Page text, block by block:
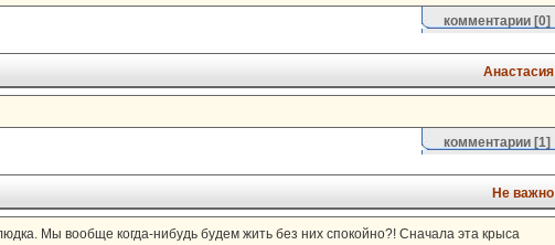
комментарии[0]
Анастасия
комментарии[1]
Не важно
Мы вообще когда-нибудь будем жить без них спокойно?! Сначала эта крыса